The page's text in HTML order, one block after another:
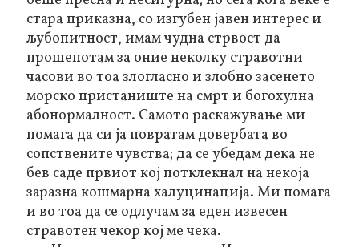
стара приказна, со изгубен јавен интерес и
љубопитност, имам чудна стрвост да
прошепотам за оние неколку стравотни
часови во тоа злогласно и злобно засенето
морско пристаниште на смрт и богохулна
абонормалност. Самото раскажување ми
помага да си ја повратам довербата во
сопствените чувства; да се убедам дека не
бев саде првиот кој потклекнал на некоја
заразна кошмарна халуцинација. Ми помага
и во тоа да се одлучам за еден извесен
стравотен чекор кој ме чека.